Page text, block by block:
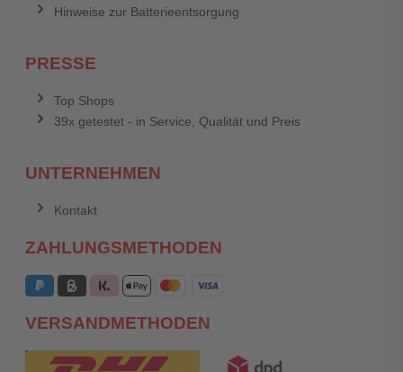
Hinweise zur Batterieentsorgung
PRESSE
Top Shops
39x getestet - in Service, Qualität und Preis
UNTERNEHMEN
Kontakt
ZAHLUNGSMETHODEN
VERSANDMETHODEN